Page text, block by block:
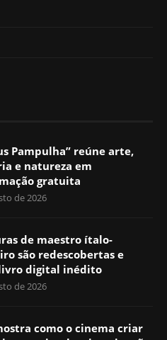
Pampulha” reúne arte,
e natureza em
gratuita
de 2026
de maestro ítalo-
são redescobertas e
digital inédito
de 2026
como o cinema criar